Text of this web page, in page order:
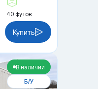
40 футов
Купить
В наличии
Б/У